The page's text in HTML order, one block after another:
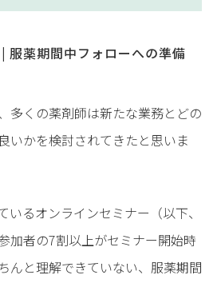
服薬期間中フォローへの準備
多くの薬剤師は新たな業務とどの
いかを検討されてきたと思いま
いるオンラインセミナー（以下、
加者の7割以上がセミナー開始時
んと理解できていない、服薬期間